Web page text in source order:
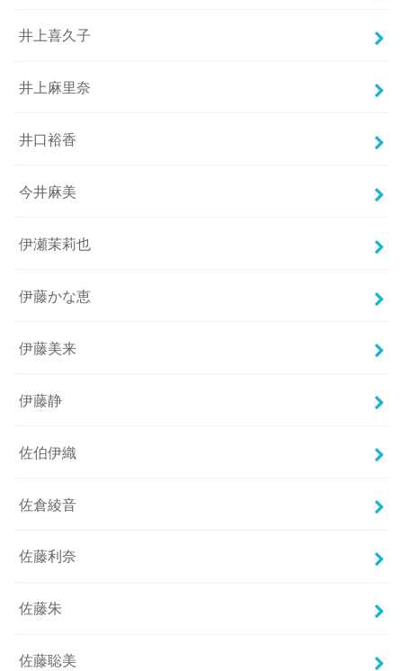
井上喜久子
井上麻里奈
井口裕香
今井麻美
伊瀬茉莉也
伊藤かな恵
伊藤美来
伊藤静
佐伯伊織
佐倉綾音
佐藤利奈
佐藤朱
佐藤聡美